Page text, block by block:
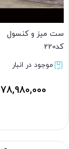
ست میز و کنسول
کد220
موجود در انبار
78,980,000